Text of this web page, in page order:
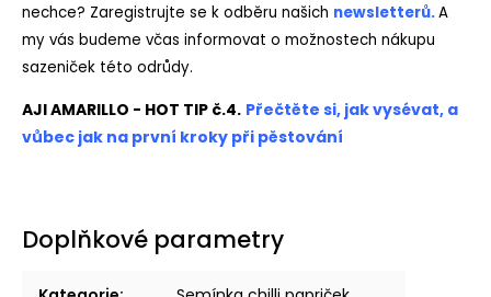
nechce? Zaregistrujte se k odběru našich newsletterů.A
my vás budeme včas informovat o možnostech nákupu
sazeniček této odrůdy.
AJI AMARILLO - HOT TIP č.4. Přečtěte si, jak vysévat, a
vůbec jak na první kroky při pěstování
Doplňkové parametry